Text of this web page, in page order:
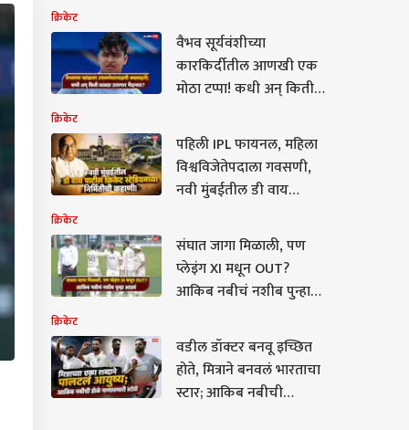
क्रिकेट
वैभव सूर्यवंशीच्या
कारकिर्दीतील आणखी एक
मोठा टप्पा! कधी अन् किती
सर्व माहिती एका क्लिकवर
क्रिकेट
पहिली IPL फायनल, महिला
विश्वविजेतेपदाला गवसणी,
नवी मुंबईतील डी वाय
निर्मितीची कहाणी!
क्रिकेट
संघात जागा मिळाली, पण
प्लेइंग XI मधून OUT?
आकिब नबीचं नशीब पुन्हा
गोलंदाजांमुळे गौतम गंभीरच्या
प्रायोरिटी लिस्टमध्ये पण
नाही
क्रिकेट
वडील डॉक्टर बनवू इच्छित
होते, मित्राने बनवलं भारताचा
स्टार; आकिब नबीची